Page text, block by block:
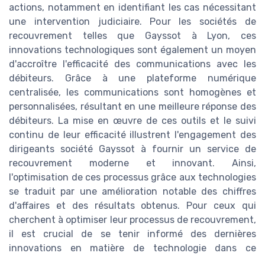
actions, notamment en identifiant les cas nécessitant
une intervention judiciaire. Pour les sociétés de
recouvrement telles que Gayssot à Lyon, ces
innovations technologiques sont également un moyen
d'accroître l'efficacité des communications avec les
débiteurs. Grâce à une plateforme numérique
centralisée, les communications sont homogènes et
personnalisées, résultant en une meilleure réponse des
débiteurs. La mise en œuvre de ces outils et le suivi
continu de leur efficacité illustrent l'engagement des
dirigeants société Gayssot à fournir un service de
recouvrement moderne et innovant. Ainsi,
l'optimisation de ces processus grâce aux technologies
se traduit par une amélioration notable des chiffres
d'affaires et des résultats obtenus. Pour ceux qui
cherchent à optimiser leur processus de recouvrement,
il est crucial de se tenir informé des dernières
innovations en matière de technologie dans ce